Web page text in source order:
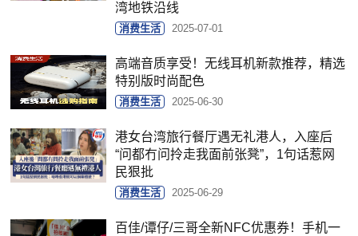
湾地铁沿线
消费生活 2025-07-01
高端音质享受！无线耳机新款推荐，精选
特别版时尚配色
消费生活 2025-06-30
港女台湾旅行餐厅遇无礼港人，入座后
“问都冇问拎走我面前张凳”，1句话惹网
民狠批
消费生活 2025-06-29
百佳/谭仔/三哥全新NFC优惠券！手机一